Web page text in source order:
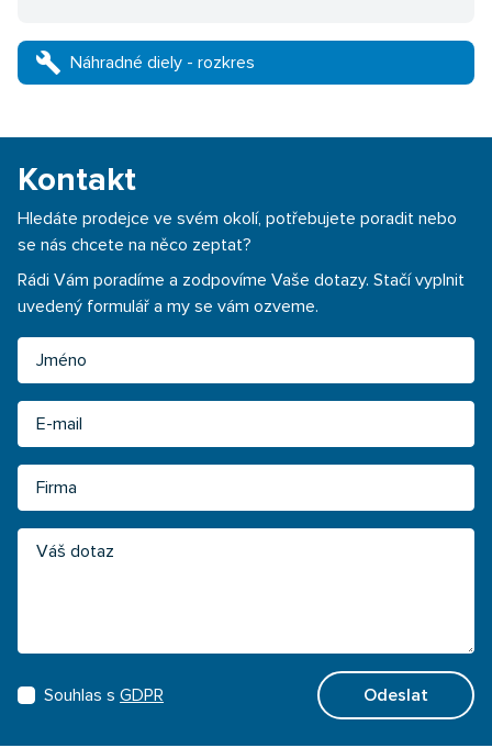
build Náhradné diely - rozkres
Kontakt
Hledáte prodejce ve svém okolí, potřebujete poradit nebo
se nás chcete na něco zeptat?
Rádi Vám poradíme a zodpovíme Vaše dotazy. Stačí vyplnit
uvedený formulář a my se vám ozveme.
Jméno
Email
Firma
Váš dotaz
Souhlas s GDPR Odeslat